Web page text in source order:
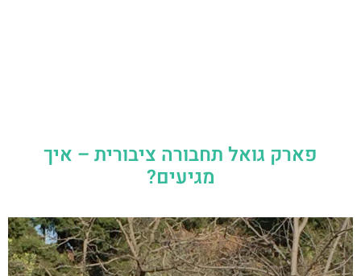
פארק גואל תחבורה ציבורית – איך
מגיעים?